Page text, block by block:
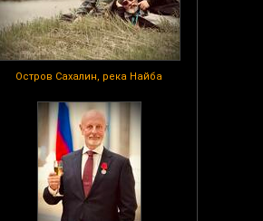
Остров Сахалин, река Найба